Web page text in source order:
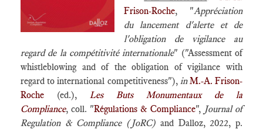
Frison-Roche, "Appréciation
du lancement d'alerte et de
l'obligation de vigilance au
regard de la compétitivité internationale" ("Assessment of
whistleblowing and of the obligation of vigilance with
regard to international competitiveness"), inM.-A. Frison-
Roche (ed.), Les Buts Monumentaux de la
Compliance, coll. "Régulations & Compliance", Journal of
Regulation & Compliance (JoRC) and Dalloz, 2022, p.